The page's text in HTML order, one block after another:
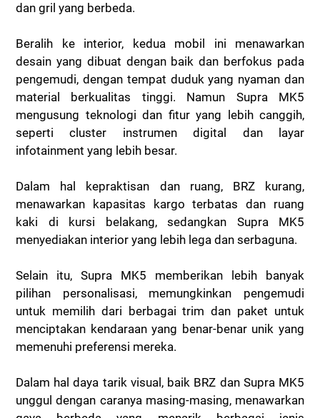
dan gril yang berbeda.
Beralih ke interior, kedua mobil ini menawarkan
desain yang dibuat dengan baik dan berfokus pada
pengemudi, dengan tempat duduk yang nyaman dan
material berkualitas tinggi. Namun Supra MK5
mengusung teknologi dan fitur yang lebih canggih,
seperti cluster instrumen digital dan layar
infotainment yang lebih besar.
Dalam hal kepraktisan dan ruang, BRZ kurang,
menawarkan kapasitas kargo terbatas dan ruang
kaki di kursi belakang, sedangkan Supra MK5
menyediakan interior yang lebih lega dan serbaguna.
Selain itu, Supra MK5 memberikan lebih banyak
pilihan personalisasi, memungkinkan pengemudi
untuk memilih dari berbagai trim dan paket untuk
menciptakan kendaraan yang benar-benar unik yang
memenuhi preferensi mereka.
Dalam hal daya tarik visual, baik BRZ dan Supra MK5
unggul dengan caranya masing-masing, menawarkan